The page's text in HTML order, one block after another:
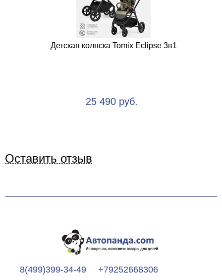
Детская коляска Tomix Eclipse 3в1
25 490 руб.
Оставить отзыв
8(499)399-34-49 +79252668306